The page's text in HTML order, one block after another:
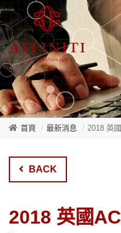
首頁 最新消息 2018 英
BACK
2018 英國